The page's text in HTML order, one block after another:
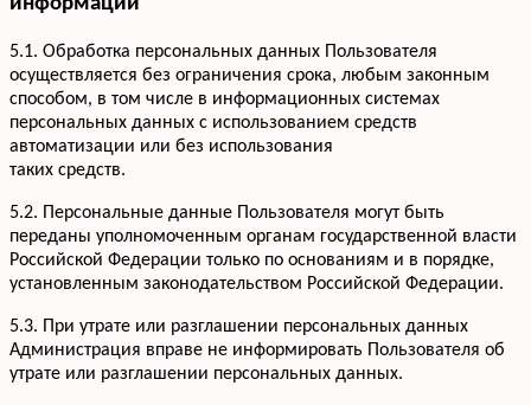
Мы онлайн, пишите
5.1. Обработка персональных данных Пользователя
осуществляется без ограничения срока, любым законным
способом, в том числе в информационных системах
персональных данных с использованием средств
автоматизации или без использования
таких средств.
5.2. Персональные данные Пользователя могут быть
переданы уполномоченным органам государственной власти
Российской Федерации только по основаниям и в порядке,
установленным законодательством Российской Федерации.
5.3. При утрате или разглашении персональных данных
Администрация вправе не информировать Пользователя об
утрате или разглашении персональных данных.